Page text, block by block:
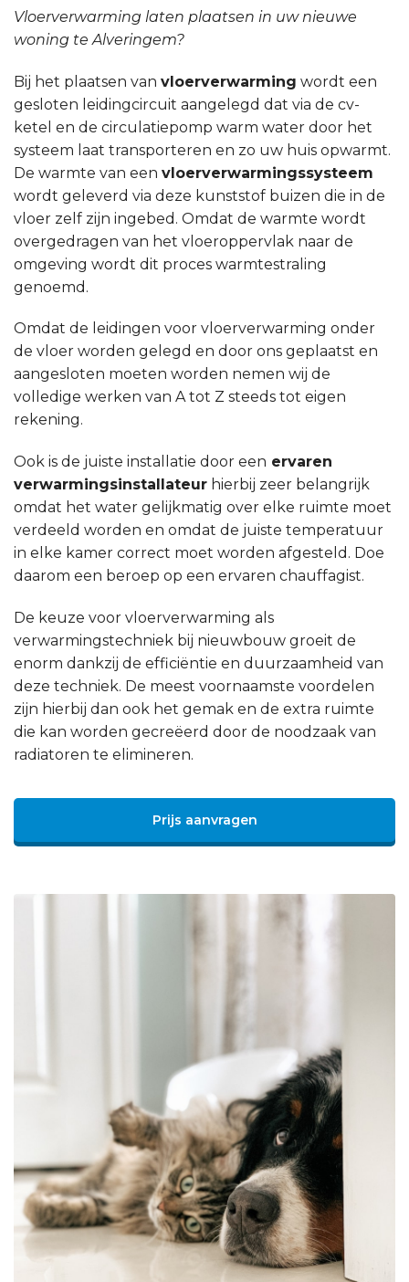
Vloerverwarming laten plaatsen in uw nieuwe
woning te Alveringem?
Bij het plaatsen van vloerverwarming wordt een
gesloten leidingcircuit aangelegd dat via de cv-
ketel en de circulatiepomp warm water door het
systeem laat transporteren en zo uw huis opwarmt.
De warmte van een vloerverwarmingssysteem
wordt geleverd via deze kunststof buizen die in de
vloer zelf zijn ingebed. Omdat de warmte wordt
overgedragen van het vloeroppervlak naar de
omgeving wordt dit proces warmtestraling
genoemd.
Omdat de leidingen voor vloerverwarming onder
de vloer worden gelegd en door ons geplaatst en
aangesloten moeten worden nemen wij de
volledige werken van A tot Z steeds tot eigen
rekening.
Ook is de juiste installatie door een ervaren
verwarmingsinstallateur hierbij zeer belangrijk
omdat het water gelijkmatig over elke ruimte moet
verdeeld worden en omdat de juiste temperatuur
in elke kamer correct moet worden afgesteld. Doe
daarom een beroep op een ervaren chauffagist.
De keuze voor vloerverwarming als
verwarmingstechniek bij nieuwbouw groeit de
enorm dankzij de efficiëntie en duurzaamheid van
deze techniek. De meest voornaamste voordelen
zijn hierbij dan ook het gemak en de extra ruimte
die kan worden gecreëerd door de noodzaak van
radiatoren te elimineren.
Prijs aanvragen